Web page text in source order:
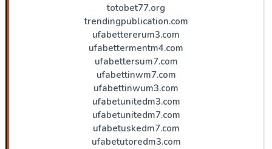
totobet77.org
trendingpublication.com
ufabettererum3.com
ufabettermentm4.com
ufabettersum7.com
ufabettinwm7.com
ufabettinwum3.com
ufabetunitedm3.com
ufabetunitedm7.com
ufabetuskedm7.com
ufabetutoredm3.com